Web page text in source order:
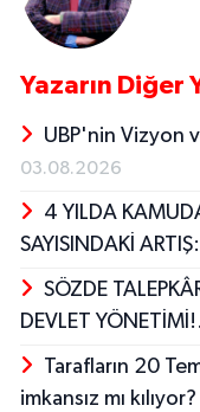
Yazarın Diğer
UBP'nin Vizyon
03.08.2026
4 YILDA
SAYISINDAKİ
SÖZDE
DEVLET
Tarafların 20
imkansız mı kılıyor?